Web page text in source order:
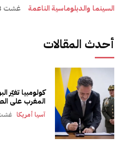
السينما والدبلوماسية الناعمة غشت 8, 2026
أحدث المقالات
كولومبيا تغيّر
المغرب على
آسيا أمريكا غشت 8,